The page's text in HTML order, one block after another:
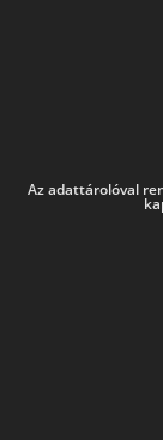
Az adattárolóval